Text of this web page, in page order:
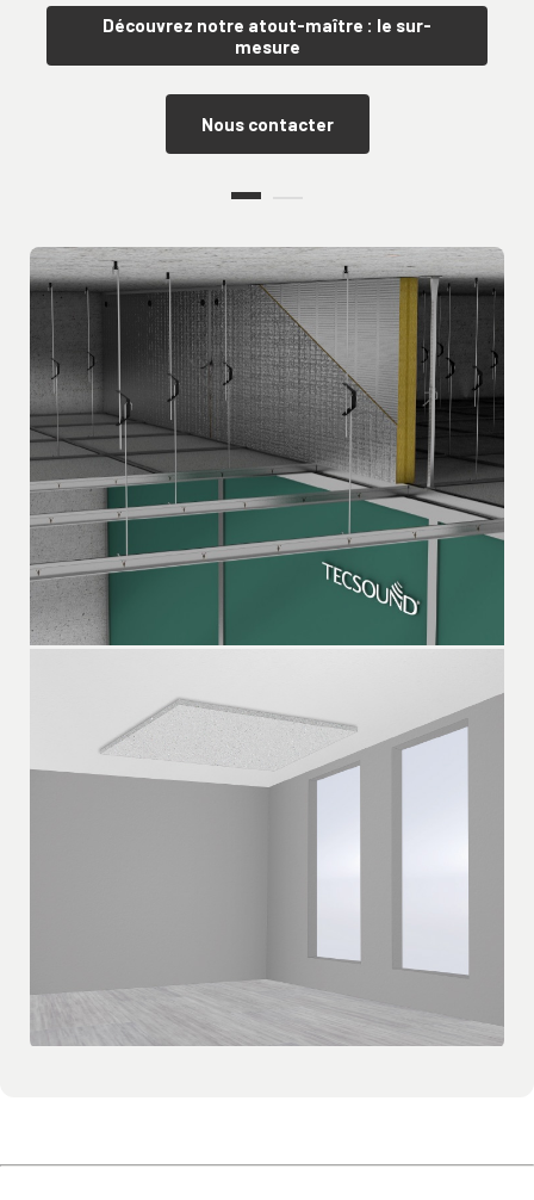
Découvrez notre atout-maître : le sur-
mesure
Nous contacter